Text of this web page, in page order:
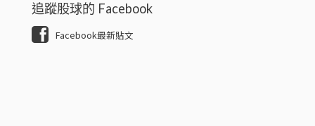
追蹤股球的 Facebook
Facebook最新貼文